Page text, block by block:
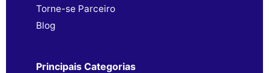
Torne-se Parceiro
Blog
Principais Categorias